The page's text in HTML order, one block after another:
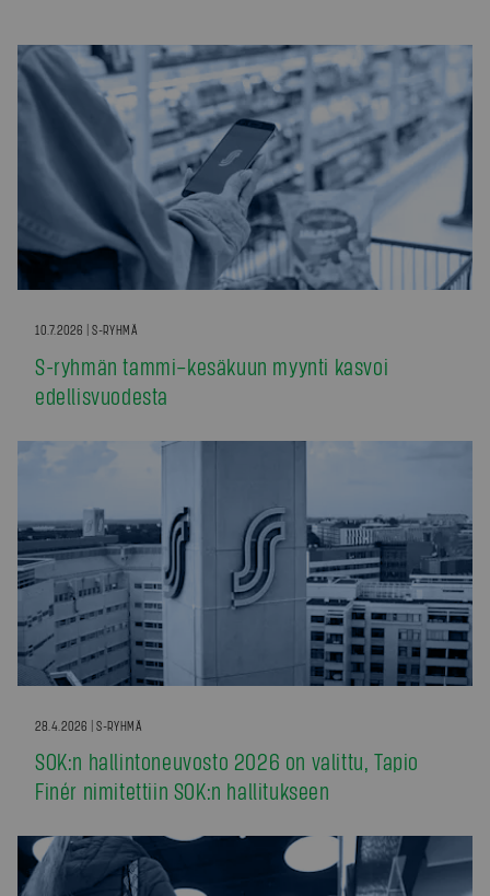
10.7.2026 | S-RYHMÄ
S-ryhmän tammi–kesäkuun myynti kasvoi
edellisvuodesta
28.4.2026 | S-RYHMÄ
SOK:n hallintoneuvosto 2026 on valittu, Tapio
Finér nimitettiin SOK:n hallitukseen